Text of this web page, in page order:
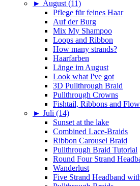
► August (11)
Pflege für feines Haar
Auf der Burg
Mix My Shampoo
Loops and Ribbon
How many strands?
Haarfarben
Länge im August
Look what I've got
3D Pullthrough Braid
Pullthrough Crowns
Fishtail, Ribbons and
► Juli (14)
Sunset at the lake
Combined Lace-Braids
Ribbon Carousel Braid
Pullthrough Braid Tutorial
Round Four Strand
Wanderlust
Five Strand Headband